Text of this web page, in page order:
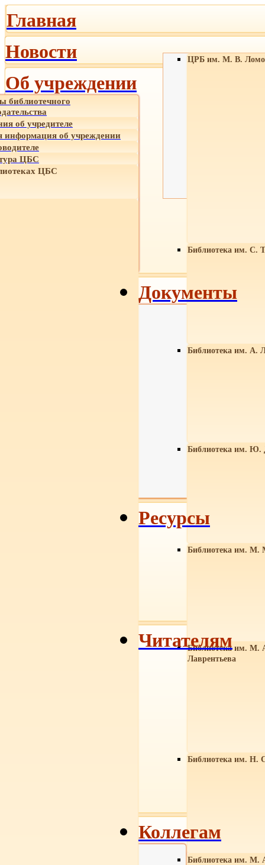
Главная
Новости
Об учреждении
библиотечного
об учредителе
об учреждении
ЦБС
ЦБС
ЦРБ им. М. В.
Библиотека им. С.
Библиотека им. А.
Библиотека им. Ю.
Библиотека им. М.
Библиотека им. М.
Лаврентьева
Библиотека им. Н.
Библиотека им. М.
Документы
Ресурсы
Читателям
Коллегам